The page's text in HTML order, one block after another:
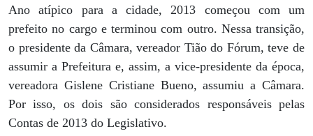
Ano atípico para a cidade, 2013 começou com um
prefeito no cargo e terminou com outro. Nessa transição,
o presidente da Câmara, vereador Tião do Fórum, teve de
assumir a Prefeitura e, assim, a vice-presidente da época,
vereadora Gislene Cristiane Bueno, assumiu a Câmara.
Por isso, os dois são considerados responsáveis pelas
Contas de 2013 do Legislativo.